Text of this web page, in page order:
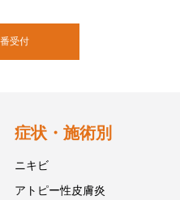
受付
症状・施術別
ニキビ
アトピー性皮膚炎